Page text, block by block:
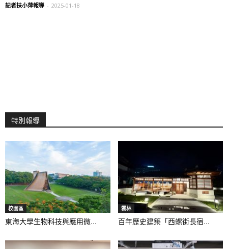
記者扶小萍報導 - 2025-01-18
特別報導
校園區
東海大學生物科技與應用微...
雲林
百年歷史建築「西螺街長宿...